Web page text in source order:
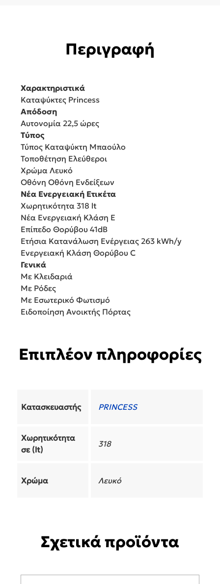
Περιγραφή
Χαρακτηριστικά
Καταψύκτες Princess
Απόδοση
Αυτονομία 22,5 ώρες
Τύπος
Τύπος Καταψύκτη Μπαούλο
Τοποθέτηση Ελεύθεροι
Χρώμα Λευκό
Οθόνη Οθόνη Ενδείξεων
Νέα Ενεργειακή Ετικέτα
Χωρητικότητα 318 lt
Νέα Ενεργειακή Κλάση E
Επίπεδο Θορύβου 41dB
Ετήσια Κατανάλωση Ενέργειας 263 kWh/y
Ενεργειακή Κλάση Θορύβου C
Γενικά
Με Κλειδαριά
Με Ρόδες
Με Εσωτερικό Φωτισμό
Ειδοποίηση Ανοικτής Πόρτας
Επιπλέον πληροφορίες
Κατασκευαστής PRINCESS
Χωρητικότητα
σε (lt)
318
Χρώμα Λευκό
Σχετικά προϊόντα